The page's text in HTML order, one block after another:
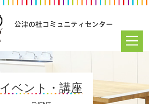
イベント・講座